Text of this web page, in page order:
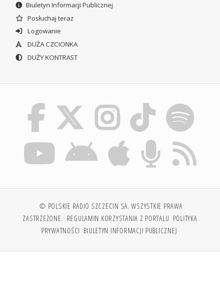
Biuletyn Informacji Publicznej
Posłuchaj teraz
Logowanie
DUŻA CZCIONKA
DUŻY KONTRAST
© POLSKIE RADIO SZCZECIN SA. WSZYSTKIE PRAWA
ZASTRZEŻONE. REGULAMIN KORZYSTANIA Z PORTALU POLITYKA
PRYWATNOŚCI BIULETYN INFORMACJI PUBLICZNEJ